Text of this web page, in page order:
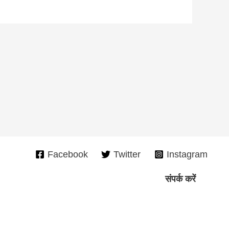
Facebook Twitter Instagram
संपर्क करें